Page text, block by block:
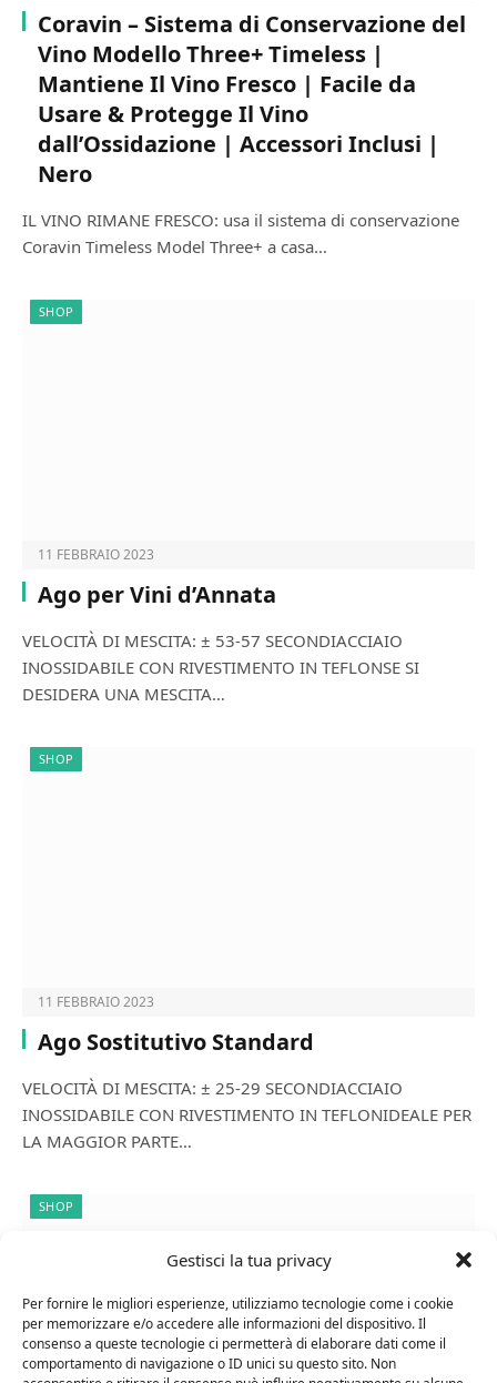
Gestisci la tua privacy
Per fornire le migliori esperienze, utilizziamo tecnologie come i cookie
per memorizzare e/o accedere alle informazioni del dispositivo. Il
consenso a queste tecnologie ci permetterà di elaborare dati come il
comportamento di navigazione o ID unici su questo sito. Non
Coravin – Sistema di Conservazione del
Vino Modello Three+ Timeless |
Mantiene Il Vino Fresco | Facile da
Usare & Protegge Il Vino
dall’Ossidazione | Accessori Inclusi |
Nero
IL VINO RIMANE FRESCO: usa il sistema di conservazione
Coravin Timeless Model Three+ a casa…
SHOP
11 FEBBRAIO 2023
Ago per Vini d’Annata
VELOCITÀ DI MESCITA: ± 53-57 SECONDIACCIAIO
INOSSIDABILE CON RIVESTIMENTO IN TEFLONSE SI
DESIDERA UNA MESCITA…
SHOP
11 FEBBRAIO 2023
Ago Sostitutivo Standard
VELOCITÀ DI MESCITA: ± 25-29 SECONDIACCIAIO
INOSSIDABILE CON RIVESTIMENTO IN TEFLONIDEALE PER
LA MAGGIOR PARTE…
SHOP